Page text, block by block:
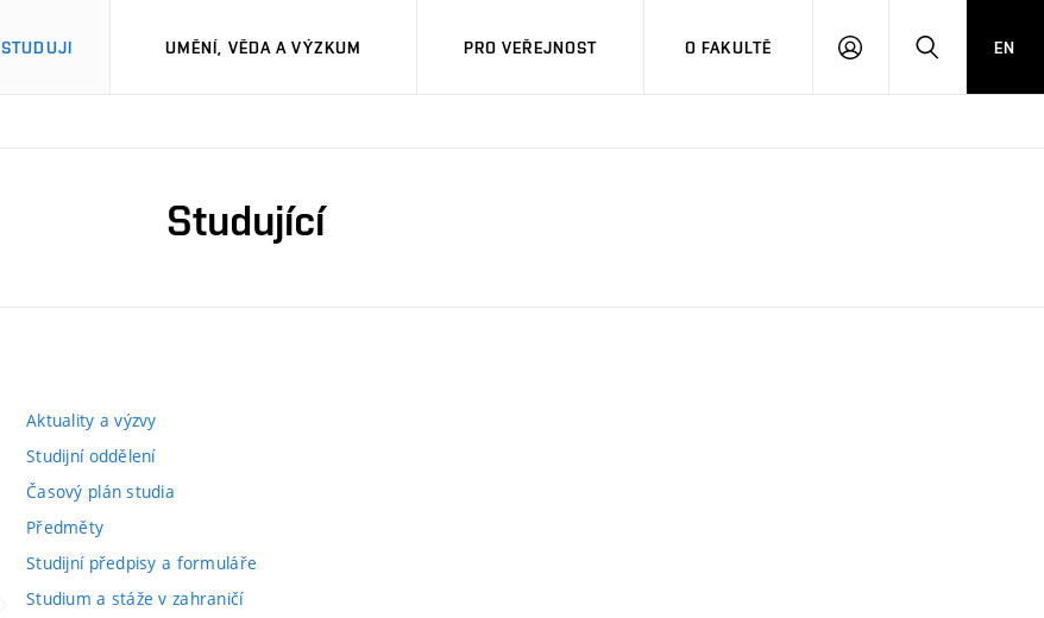
STUDUJI UMĚNÍ, VĚDA A VÝZKUM PRO VEŘEJNOST O FAKULTĚ
PŘIHLÁSITHLEDAT
EN
Studující
Aktuality a výzvy
Studijní oddělení
Časový plán studia
Předměty
Studijní předpisy a formuláře
Studium a stáže v zahraničí